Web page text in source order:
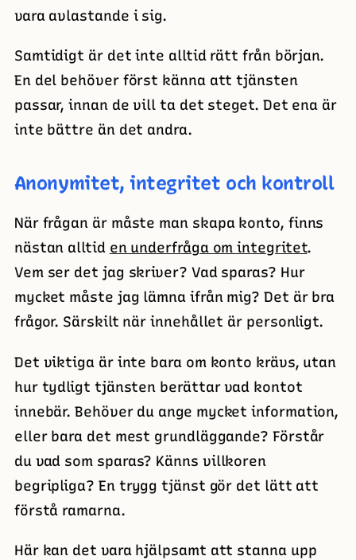
vara avlastande i sig.
Samtidigt är det inte alltid rätt från början.
En del behöver först känna att tjänsten
passar, innan de vill ta det steget. Det ena är
inte bättre än det andra.
Anonymitet, integritet och kontroll
När frågan är måste man skapa konto, finns
nästan alltid en underfråga om integritet.
Vem ser det jag skriver? Vad sparas? Hur
mycket måste jag lämna ifrån mig? Det är bra
frågor. Särskilt när innehållet är personligt.
Det viktiga är inte bara om konto krävs, utan
hur tydligt tjänsten berättar vad kontot
innebär. Behöver du ange mycket information,
eller bara det mest grundläggande? Förstår
du vad som sparas? Känns villkoren
begripliga? En trygg tjänst gör det lätt att
förstå ramarna.
Här kan det vara hjälpsamt att stanna upp